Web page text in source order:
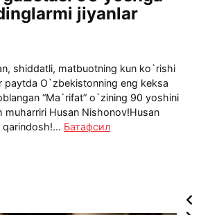
jiyanlar
shiddatli, matbuotning kun ko`rishi
paytda O`zbekistonning eng keksa
“Ma`rifat” o`zining 90 yoshini
muharriri Husan Nishonov!Husan
qarindosh!... Батафсил